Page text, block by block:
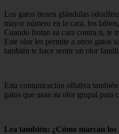
Los gatos tienen glándulas
mayor número en la cara, los
Cuando frotan su cara contra ti, te
Este olor les permite a otros gatos
también te hace sentir un olor
Esta comunicación olfativa
gatos que usan su olor grupal para
Lea también: ¿Cómo marcan